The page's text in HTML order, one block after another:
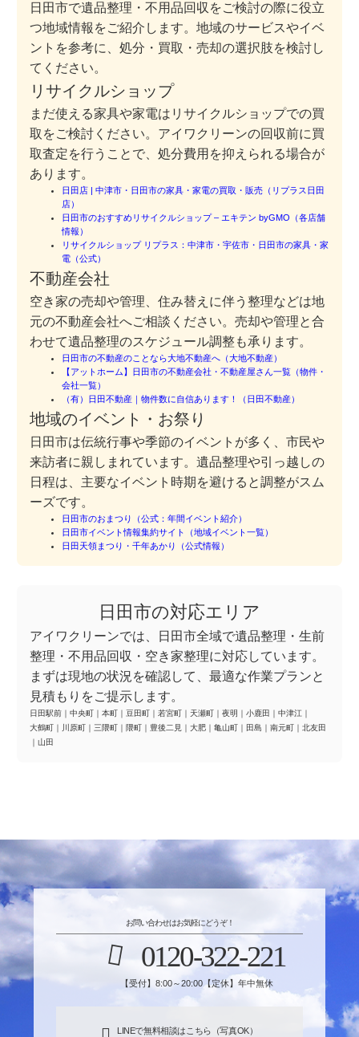
日田市で遺品整理・不用品回収をご検討の際に役立
つ地域情報をご紹介します。地域のサービスやイベ
ントを参考に、処分・買取・売却の選択肢を検討し
てください。
リサイクルショップ
まだ使える家具や家電はリサイクルショップでの買
取をご検討ください。アイワクリーンの回収前に買
取査定を行うことで、処分費用を抑えられる場合が
あります。
日田店 | 中津市・日田市の家具・家電の買取・販売（リプラス日田
店）
日田市のおすすめリサイクルショップ – エキテン byGMO（各店舗
情報）
リサイクルショップ リプラス：中津市・宇佐市・日田市の家具・家
電（公式）
不動産会社
空き家の売却や管理、住み替えに伴う整理などは地
元の不動産会社へご相談ください。売却や管理と合
わせて遺品整理のスケジュール調整も承ります。
日田市の不動産のことなら大地不動産へ（大地不動産）
【アットホーム】日田市の不動産会社・不動産屋さん一覧（物件・
会社一覧）
（有）日田不動産｜物件数に自信あります！（日田不動産）
地域のイベント・お祭り
日田市は伝統行事や季節のイベントが多く、市民や
来訪者に親しまれています。遺品整理や引っ越しの
日程は、主要なイベント時期を避けると調整がスム
ーズです。
日田市のおまつり（公式：年間イベント紹介）
日田市イベント情報集約サイト（地域イベント一覧）
日田天領まつり・千年あかり（公式情報）
日田市の対応エリア
アイワクリーンでは、日田市全域で遺品整理・生前
整理・不用品回収・空き家整理に対応しています。
まずは現地の状況を確認して、最適な作業プランと
見積もりをご提示します。
日田駅前 中央町 本町 豆田町 若宮町 天瀬町 夜明 小鹿田 中津江
大鶴町
川原町 三隈町 隈町 豊後二見 大肥 亀山町 田島 南元町
北友田
山田
お問い合わせはお気軽にどうぞ！
0120-322-221
【受付】8:00～20:00【定休】年中無休
LINEで無料相談はこちら（写真OK）